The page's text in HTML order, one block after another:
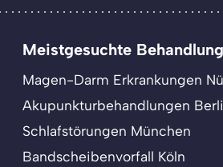
Meistgesuchte
Magen-Darm Erkrankungen
Akupunkturbehandlungen
Schlafstörungen München
Bandscheibenvorfall Köln